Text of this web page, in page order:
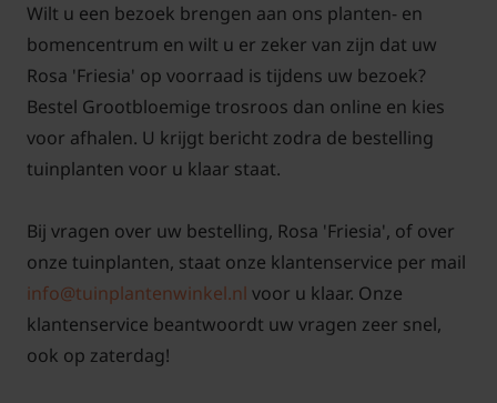
Voor snoei- en onderhoudstips voor de struikroos
Wilt u een bezoek brengen aan ons planten- en
bomencentrum en wilt u er zeker van zijn dat uw
Rosa 'Friesia' op voorraad is tijdens uw bezoek?
Bestel Grootbloemige trosroos dan online en kies
voor afhalen. U krijgt bericht zodra de bestelling
tuinplanten voor u klaar staat.
Bij vragen over uw bestelling, Rosa 'Friesia', of over
onze tuinplanten, staat onze klantenservice per mail
info@tuinplantenwinkel.nl voor u klaar. Onze
klantenservice beantwoordt uw vragen zeer snel,
ook op zaterdag!